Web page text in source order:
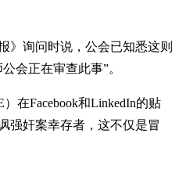
》询问时说，公会已知悉这则
会正在审查此事”。
在Facebook和LinkedIn的贴
强奸案幸存者，这不仅是冒